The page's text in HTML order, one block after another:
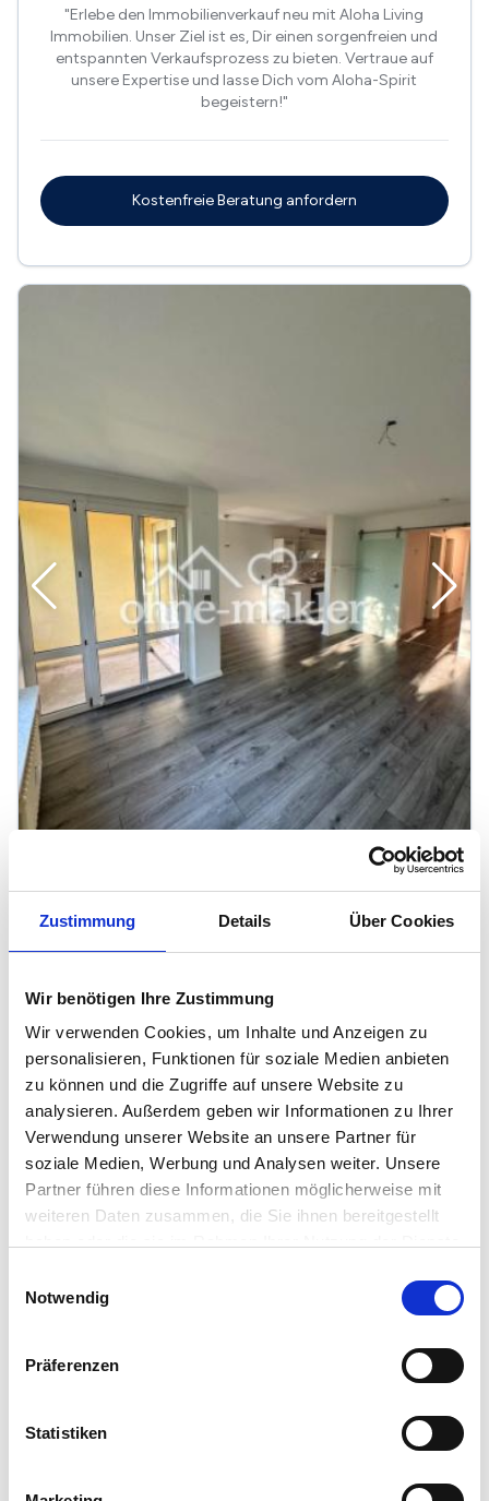
Zustimmung Details Über Cookies
Wir benötigen Ihre Zustimmung
Wir verwenden Cookies, um Inhalte und Anzeigen zu
personalisieren, Funktionen für soziale Medien anbieten
zu können und die Zugriffe auf unsere Website zu
analysieren. Außerdem geben wir Informationen zu Ihrer
Verwendung unserer Website an unsere Partner für
soziale Medien, Werbung und Analysen weiter. Unsere
Partner führen diese Informationen möglicherweise mit
weiteren Daten zusammen, die Sie ihnen bereitgestellt
Notwendig
Präferenzen
Statistiken
"Erlebe den Immobilienverkauf neu mit Aloha Living
Immobilien. Unser Ziel ist es, Dir einen sorgenfreien und
entspannten Verkaufsprozess zu bieten. Vertraue auf
unsere Expertise und lasse Dich vom Aloha-Spirit
begeistern!"
Kostenfreie Beratung anfordern
Provisionsfreie, modernisierte 3-Zimmer-
Wohnung mit Wintergarten und Garagenbox,
339.800 €78 m2 3Zi.
Balkon/Terasse Einbauküche